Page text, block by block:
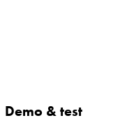
Demo & test